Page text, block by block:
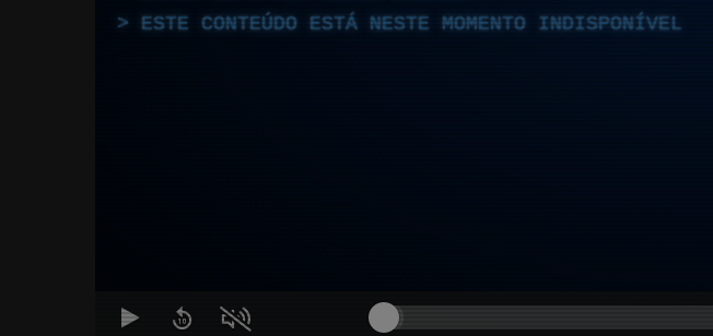
ESTE CONTEÚDO ESTÁ NESTE MOMENTO INDISPONÍVEL